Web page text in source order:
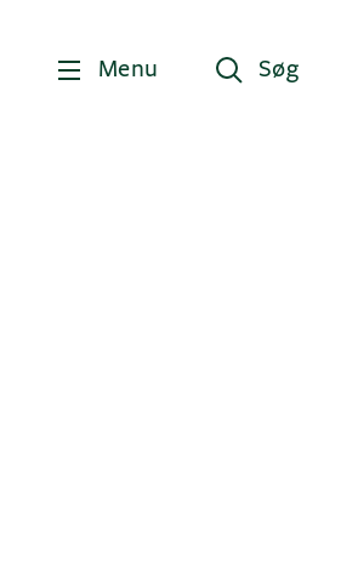
Menu Søg